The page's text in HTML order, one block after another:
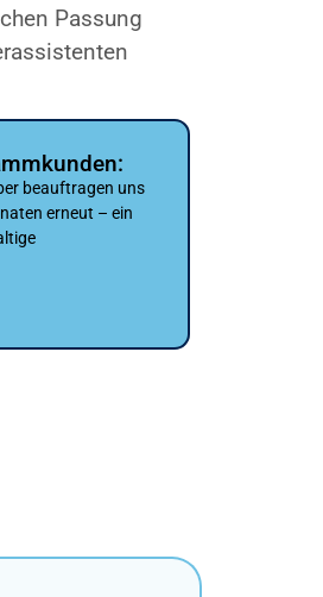
Passung
beauftragen uns
erneut – ein